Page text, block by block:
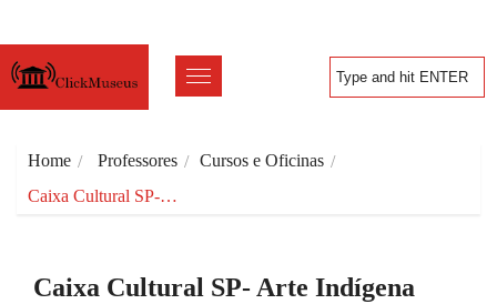
Home Professores
Cursos e Oficinas
Caixa Cultural SP-…
Caixa Cultural SP- Arte Indígena